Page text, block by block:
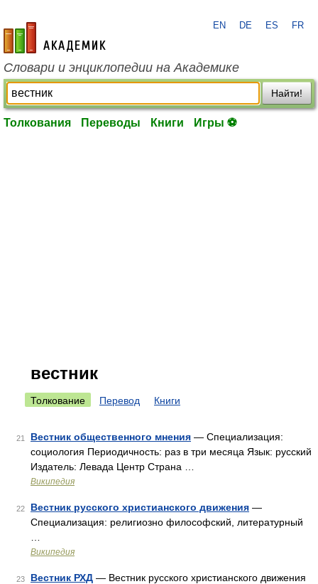
academic.ru
EN DE ES FR
Словари и энциклопедии на Академике
Найти!
Толкования Переводы Книги Игры ⚽
вестник
Толкование Перевод Книги
21 Вестник общественного мнения — Специализация:
социология Периодичность: раз в три месяца Язык: русский
Издатель: Левада Центр Страна …
Википедия
22 Вестник русского христианского движения —
Специализация: религиозно философский, литературный
Википедия
23 Вестник РХД — Вестник русского христианского движения